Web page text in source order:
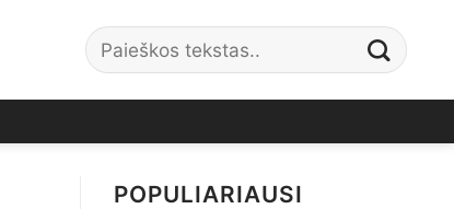
POPULIARIAUSI